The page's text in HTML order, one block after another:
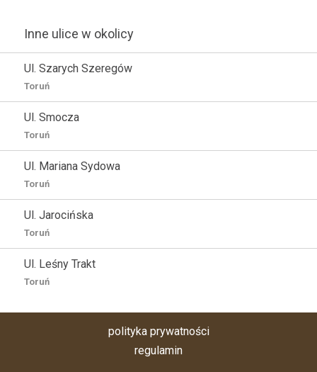
Inne ulice w okolicy
Ul. Szarych Szeregów
Toruń
Ul. Smocza
Toruń
Ul. Mariana Sydowa
Toruń
Ul. Jarocińska
Toruń
Ul. Leśny Trakt
Toruń
polityka prywatności
regulamin